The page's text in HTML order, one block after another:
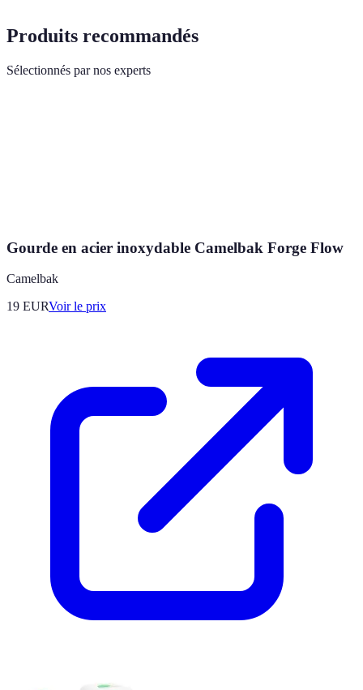
Produits recommandés
Sélectionnés par nos experts
Gourde en acier inoxydable Camelbak Forge Flow
Camelbak
19 EURVoir le prix